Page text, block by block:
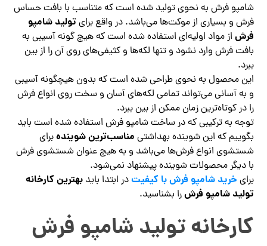
شامپو فرش به نحوی تولید شده است که متناسب با بافت حساس
فرش و بسیاری از موکت‌ها می‌باشد. در واقع برایتولید شامپو
فرش از مواد اولیه‌ای استفاده شده است که هیچ گونه آسیبی به
بافت فرش وارد نشود و تنها لکه‌ها و کثیفی‌های روی آن را از بین
ببرد.
این محصول به نحوی طراحی شده است که بدون هیچگونه آسیبی
و به آسانی می‌تواند تمامی لکه‌های آسان و سخت روی انواع فرش
را در کوتاه‌ترین زمان ممکن از بین ببرد.
توجه به ترکیبی که در ساخت شامپو فرش استفاده شده است باید
بگوییم که این شوینده بهداشتی مناسب‌ترین شویندهبرای
شستشوی انواع فرش‌ها می‌باشد و به هیچ عنوان شستشوی فرش
با دیگر محصولات شوینده پیشنهاد نمی‌شود.
برای خرید شامپو فرش با کیفیتدر ابتدا بایدبهترین کارخانه
تولید شامپو فرشرا بشناسید.
کارخانه تولید شامپو فرش